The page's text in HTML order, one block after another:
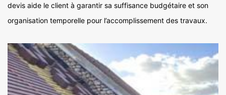
devis aide le client à garantir sa suffisance budgétaire et son
organisation temporelle pour l’accomplissement des travaux.